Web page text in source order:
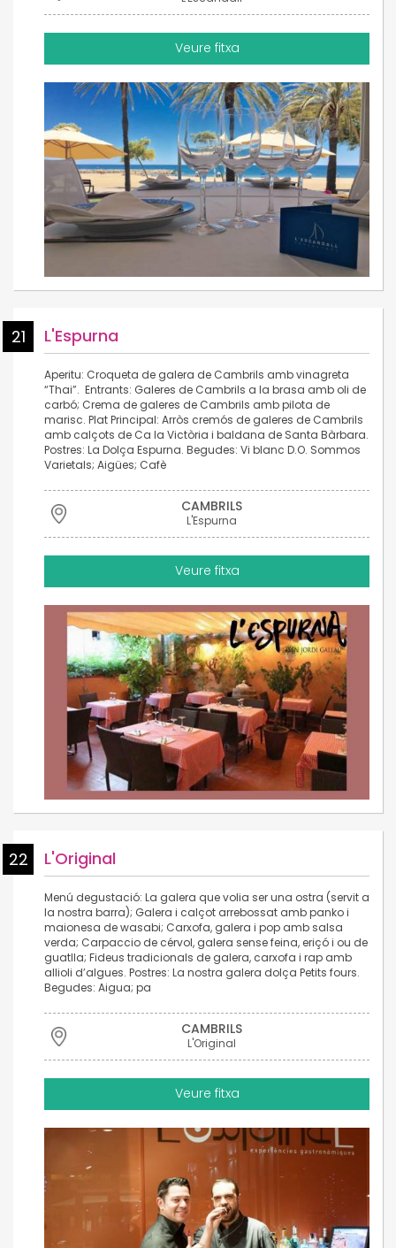
Veure fitxa
21 L'Espurna
Aperitu: Croqueta de galera de Cambrils amb vinagreta
“Thai”. Entrants: Galeres de Cambrils a la brasa amb oli de
carbó; Crema de galeres de Cambrils amb pilota de
marisc. Plat Principal: Arròs cremós de galeres de Cambrils
amb calçots de Ca la Victòria i baldana de Santa Bàrbara.
Postres: La Dolça Espurna. Begudes: Vi blanc D.O. Sommos
Varietals; Aigües; Cafè
CAMBRILS
L'Espurna
Veure fitxa
22 L'Original
Menú degustació: La galera que volia ser una ostra (servit a
la nostra barra); Galera i calçot arrebossat amb panko i
maionesa de wasabi; Carxofa, galera i pop amb salsa
verda; Carpaccio de cérvol, galera sense feina, eriçó i ou de
guatlla; Fideus tradicionals de galera, carxofa i rap amb
allioli d’algues. Postres: La nostra galera dolça Petits fours.
Begudes: Aigua; pa
CAMBRILS
L'Original
Veure fitxa